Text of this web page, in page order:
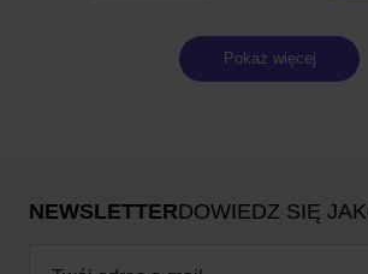
Pokaż więcej
NEWSLETTERDOWIEDZ SIĘ